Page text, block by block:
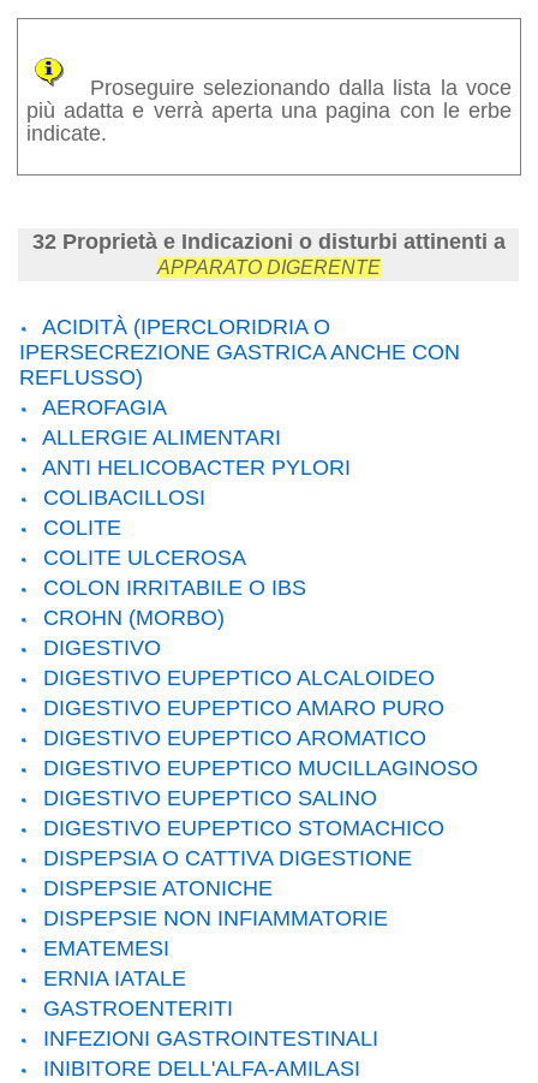
Proseguire selezionando dalla lista la voce
più adatta e verrà aperta una pagina con le erbe
indicate.
32 Proprietà e Indicazioni o disturbi attinenti a
APPARATO DIGERENTE
ACIDITÀ (IPERCLORIDRIA O
IPERSECREZIONE GASTRICA ANCHE CON
REFLUSSO)
AEROFAGIA
ALLERGIE ALIMENTARI
ANTI HELICOBACTER PYLORI
COLIBACILLOSI
COLITE
COLITE ULCEROSA
COLON IRRITABILE O IBS
CROHN (MORBO)
DIGESTIVO
DIGESTIVO EUPEPTICO ALCALOIDEO
DIGESTIVO EUPEPTICO AMARO PURO
DIGESTIVO EUPEPTICO AROMATICO
DIGESTIVO EUPEPTICO MUCILLAGINOSO
DIGESTIVO EUPEPTICO SALINO
DIGESTIVO EUPEPTICO STOMACHICO
DISPEPSIA O CATTIVA DIGESTIONE
DISPEPSIE ATONICHE
DISPEPSIE NON INFIAMMATORIE
EMATEMESI
ERNIA IATALE
GASTROENTERITI
INFEZIONI GASTROINTESTINALI
INIBITORE DELL'ALFA-AMILASI